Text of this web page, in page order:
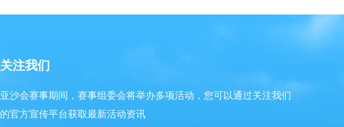
关注我们
亚沙会赛事期间，赛事组委会将举办多项活动，您可以通过关注我们
的官方宣传平台获取最新活动资讯